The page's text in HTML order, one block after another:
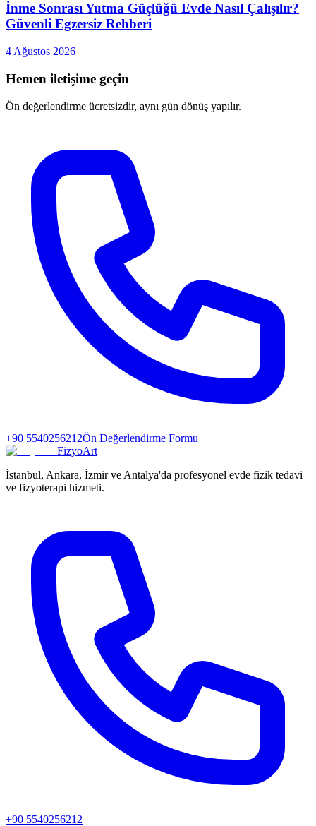
İnme Sonrası Yutma Güçlüğü Evde Nasıl Çalışılır?
Güvenli Egzersiz Rehberi
4 Ağustos 2026
Hemen iletişime geçin
Ön değerlendirme ücretsizdir, aynı gün dönüş yapılır.
+90 5540256212Ön Değerlendirme Formu
FizyoArt
İstanbul, Ankara, İzmir ve Antalya'da profesyonel evde fizik tedavi
ve fizyoterapi hizmeti.
+90 5540256212